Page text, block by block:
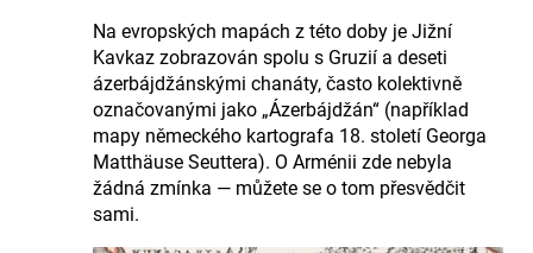
Na evropských mapách z této doby je Jižní
Kavkaz zobrazován spolu s Gruzií a deseti
ázerbájdžánskými chanáty, často kolektivně
označovanými jako „Ázerbájdžán“ (například
mapy německého kartografa 18. století Georga
Matthäuse Seuttera). O Arménii zde nebyla
žádná zmínka — můžete se o tom přesvědčit
sami.